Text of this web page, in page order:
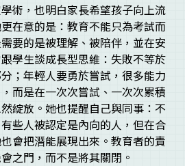
術，也明白家長希望孩子向上流
在意的是：教育不能只為考試而
要的是被理解、被陪伴，並在安
學生談成長型思維：失敗不等於
；年輕人要勇於嘗試，很多能力
而是在一次次嘗試、一次次累積
綻放。她也提醒自己與同事：不
些人被認定是內向的人，但在合
會把潛能展現出來。教育者的責
之門，而不是將其關閉。